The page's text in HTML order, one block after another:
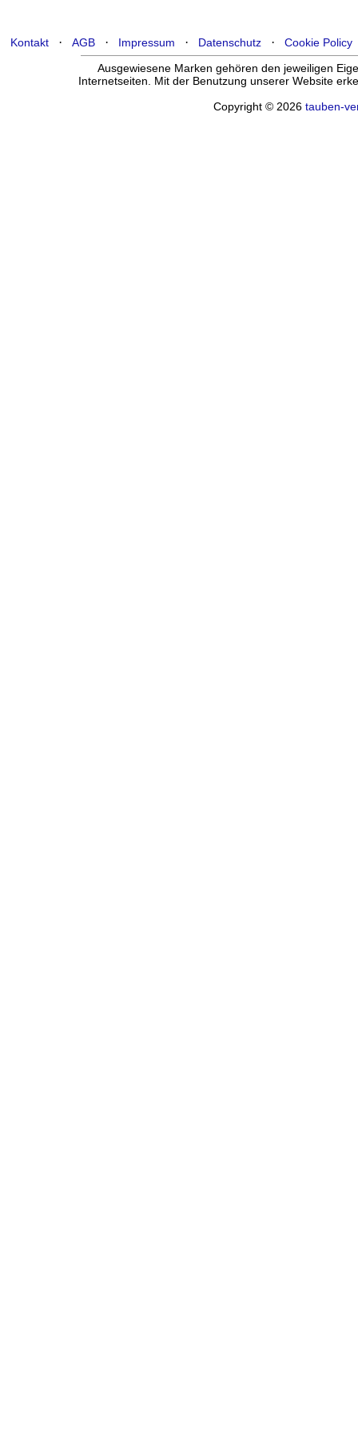
Kontakt· AGB· Impressum · Datenschutz· Cookie Policy
Ausgewiesene Marken gehören den jeweiligen
Internetseiten. Mit der Benutzung unserer Website
Copyright © 2026 tauben-